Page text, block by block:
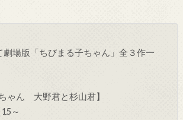
場版「ちびまる子ちゃん」全３作一
ゃん 大野君と杉山君】
～